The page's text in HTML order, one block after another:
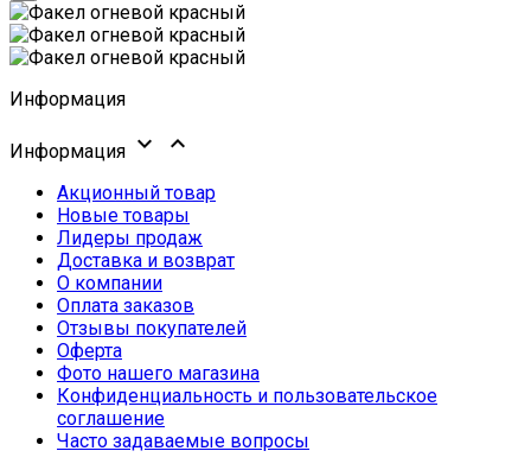
Информация
Информация  
Акционный товар
Новые товары
Лидеры продаж
Доставка и возврат
О компании
Оплата заказов
Отзывы покупателей
Оферта
Фото нашего магазина
Конфиденциальность и пользовательское
соглашение
Часто задаваемые вопросы